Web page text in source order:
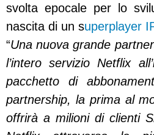
svolta epocale per lo
nascita di un superplayer
“Una nuova grande
l’intero servizio Netflix
pacchetto di
partnership, la prima al
offrirà a milioni di clienti